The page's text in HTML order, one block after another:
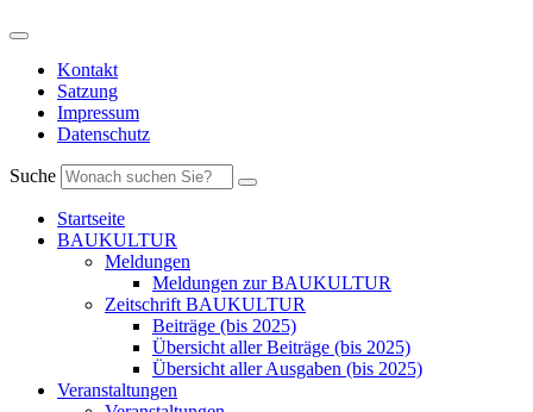
Kontakt
Satzung
Impressum
Datenschutz
Suche
Startseite
BAUKULTUR
Meldungen
Meldungen zur BAUKULTUR
Zeitschrift BAUKULTUR
Beiträge (bis 2025)
Übersicht aller Beiträge (bis 2025)
Übersicht aller Ausgaben (bis 2025)
Veranstaltungen